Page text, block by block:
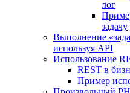
лог
задачу
Выполнение
используя API
Использование
REST в
Пример